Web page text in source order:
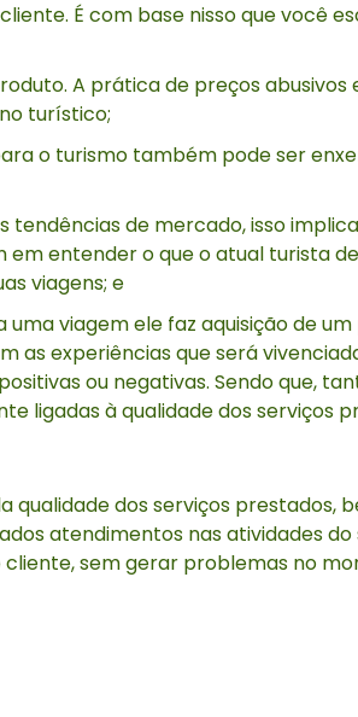
É com base nisso que você
A prática de preços abusivos
turístico;
o turismo também pode ser
tendências de mercado, isso
entender o que o atual turista
viagens; e
viagem ele faz aquisição de
as experiências que será
ou negativas. Sendo que,
ligadas à qualidade dos serviços
dos serviços prestados,
atendimentos nas atividades
sem gerar problemas no